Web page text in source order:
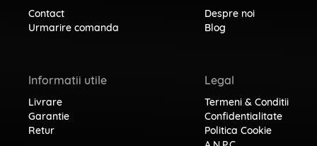
Contact
Urmarire comanda
Informatii utile
Livrare
Garantie
Retur
Despre noi
Blog
Legal
Termeni & Conditii
Confidentialitate
Politica Cookie